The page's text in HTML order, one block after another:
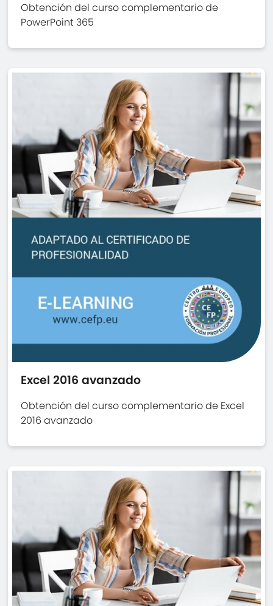
Obtención del curso complementario de
PowerPoint 365
Excel 2016 avanzado
Obtención del curso complementario de Excel
2016 avanzado